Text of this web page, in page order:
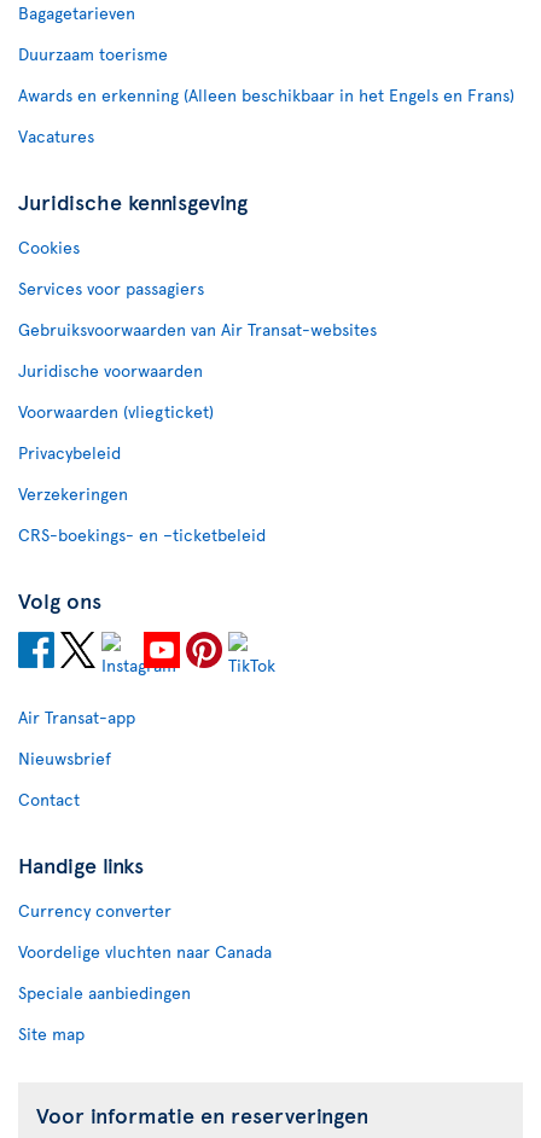
Bagagetarieven
Duurzaam toerisme
Awards en erkenning (Alleen beschikbaar in het Engels en Frans)
Vacatures
Juridische kennisgeving
Cookies
Services voor passagiers
Gebruiksvoorwaarden van Air Transat-websites
Juridische voorwaarden
Voorwaarden (vliegticket)
Privacybeleid
Verzekeringen
CRS-boekings- en –ticketbeleid
Volg ons
Air Transat-app
Nieuwsbrief
Contact
Handige links
Currency converter
Voordelige vluchten naar Canada
Speciale aanbiedingen
Site map
Voor informatie en reserveringen